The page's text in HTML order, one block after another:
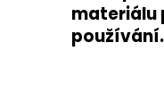
materiálu
používání.